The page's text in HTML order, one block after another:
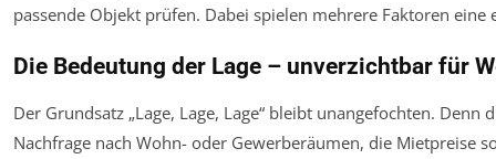
passende Objekt prüfen. Dabei spielen mehrere Faktoren eine
Die Bedeutung der Lage – unverzichtbar für
Der Grundsatz „Lage, Lage, Lage“ bleibt unangefochten. Denn
Nachfrage nach Wohn- oder Gewerberäumen, die Mietpreise